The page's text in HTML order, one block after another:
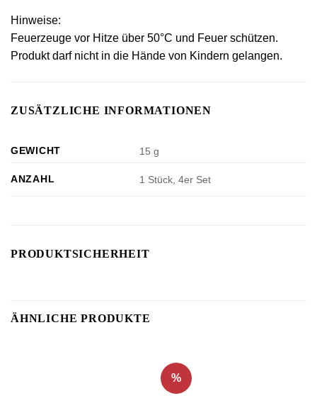
Hinweise:
Feuerzeuge vor Hitze über 50°C und Feuer schützen.
Produkt darf nicht in die Hände von Kindern gelangen.
ZUSÄTZLICHE INFORMATIONEN
GEWICHT 15 g
ANZAHL 1 Stück, 4er Set
PRODUKTSICHERHEIT
ÄHNLICHE PRODUKTE
%